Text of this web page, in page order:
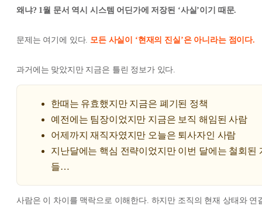
왜냐? 1월 문서 역시 시스템 어딘가에 저장된 ‘사실’이기 때문.
문제는 여기에 있다. 모든 사실이 ‘현재의 진실’은 아니라는 점이다.
과거에는 맞았지만 지금은 틀린 정보가 있다.
한때는 유효했지만 지금은 폐기된 정책
예전에는 팀장이었지만 지금은 보직 해임된 사람
어제까지 재직자였지만 오늘은 퇴사자인 사람
지난달에는 핵심 전략이었지만 이번 달에는 철회된
들…
사람은 이 차이를 맥락으로 이해한다. 하지만 조직의 현재 상태와 연